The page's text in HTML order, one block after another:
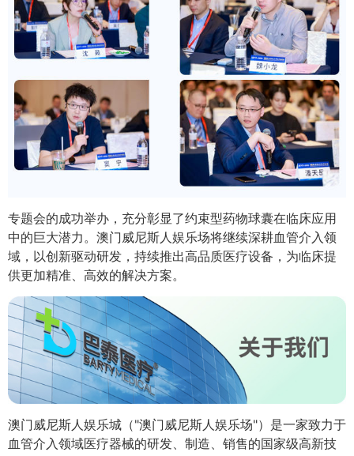
专题会的成功举办，充分彰显了约束型药物球囊在临床应用
中的巨大潜力。澳门威尼斯人娱乐场将继续深耕血管介入领
域，以创新驱动研发，持续推出高品质医疗设备，为临床提
供更加精准、高效的解决方案。
澳门威尼斯人娱乐城（"澳门威尼斯人娱乐场"）是一家致力于
血管介入领域医疗器械的研发、制造、销售的国家级高新技